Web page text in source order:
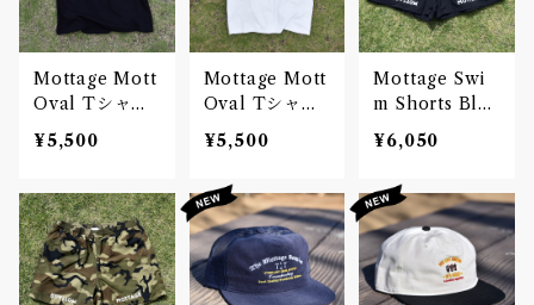
Mottage Mott
Oval Tシャツ
Black Unisex
¥5,500
Mottage Mott
Oval Tシャツ
White Unisex
¥5,500
Mottage Swi
m Shorts Blac
k
¥6,050